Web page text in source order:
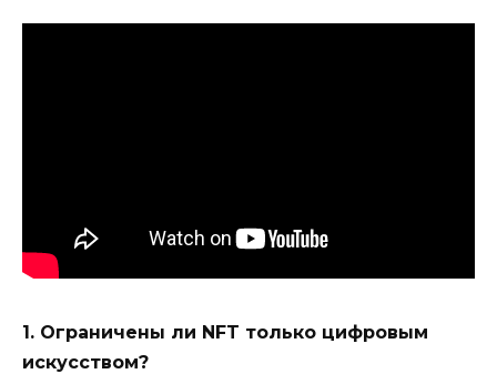
1. Ограничены ли NFT только цифровым
искусством?